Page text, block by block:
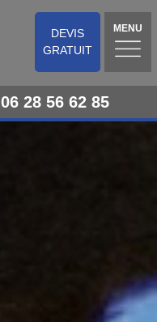
DEVIS
GRATUIT
MENU
06 28 56 62 85